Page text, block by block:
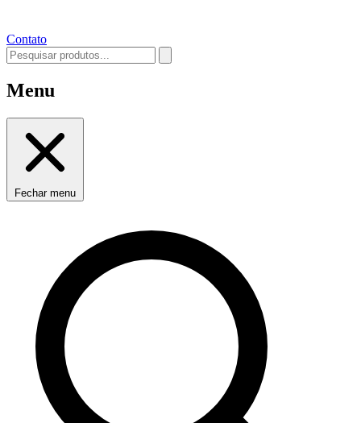
Contato
Menu
Fechar menu